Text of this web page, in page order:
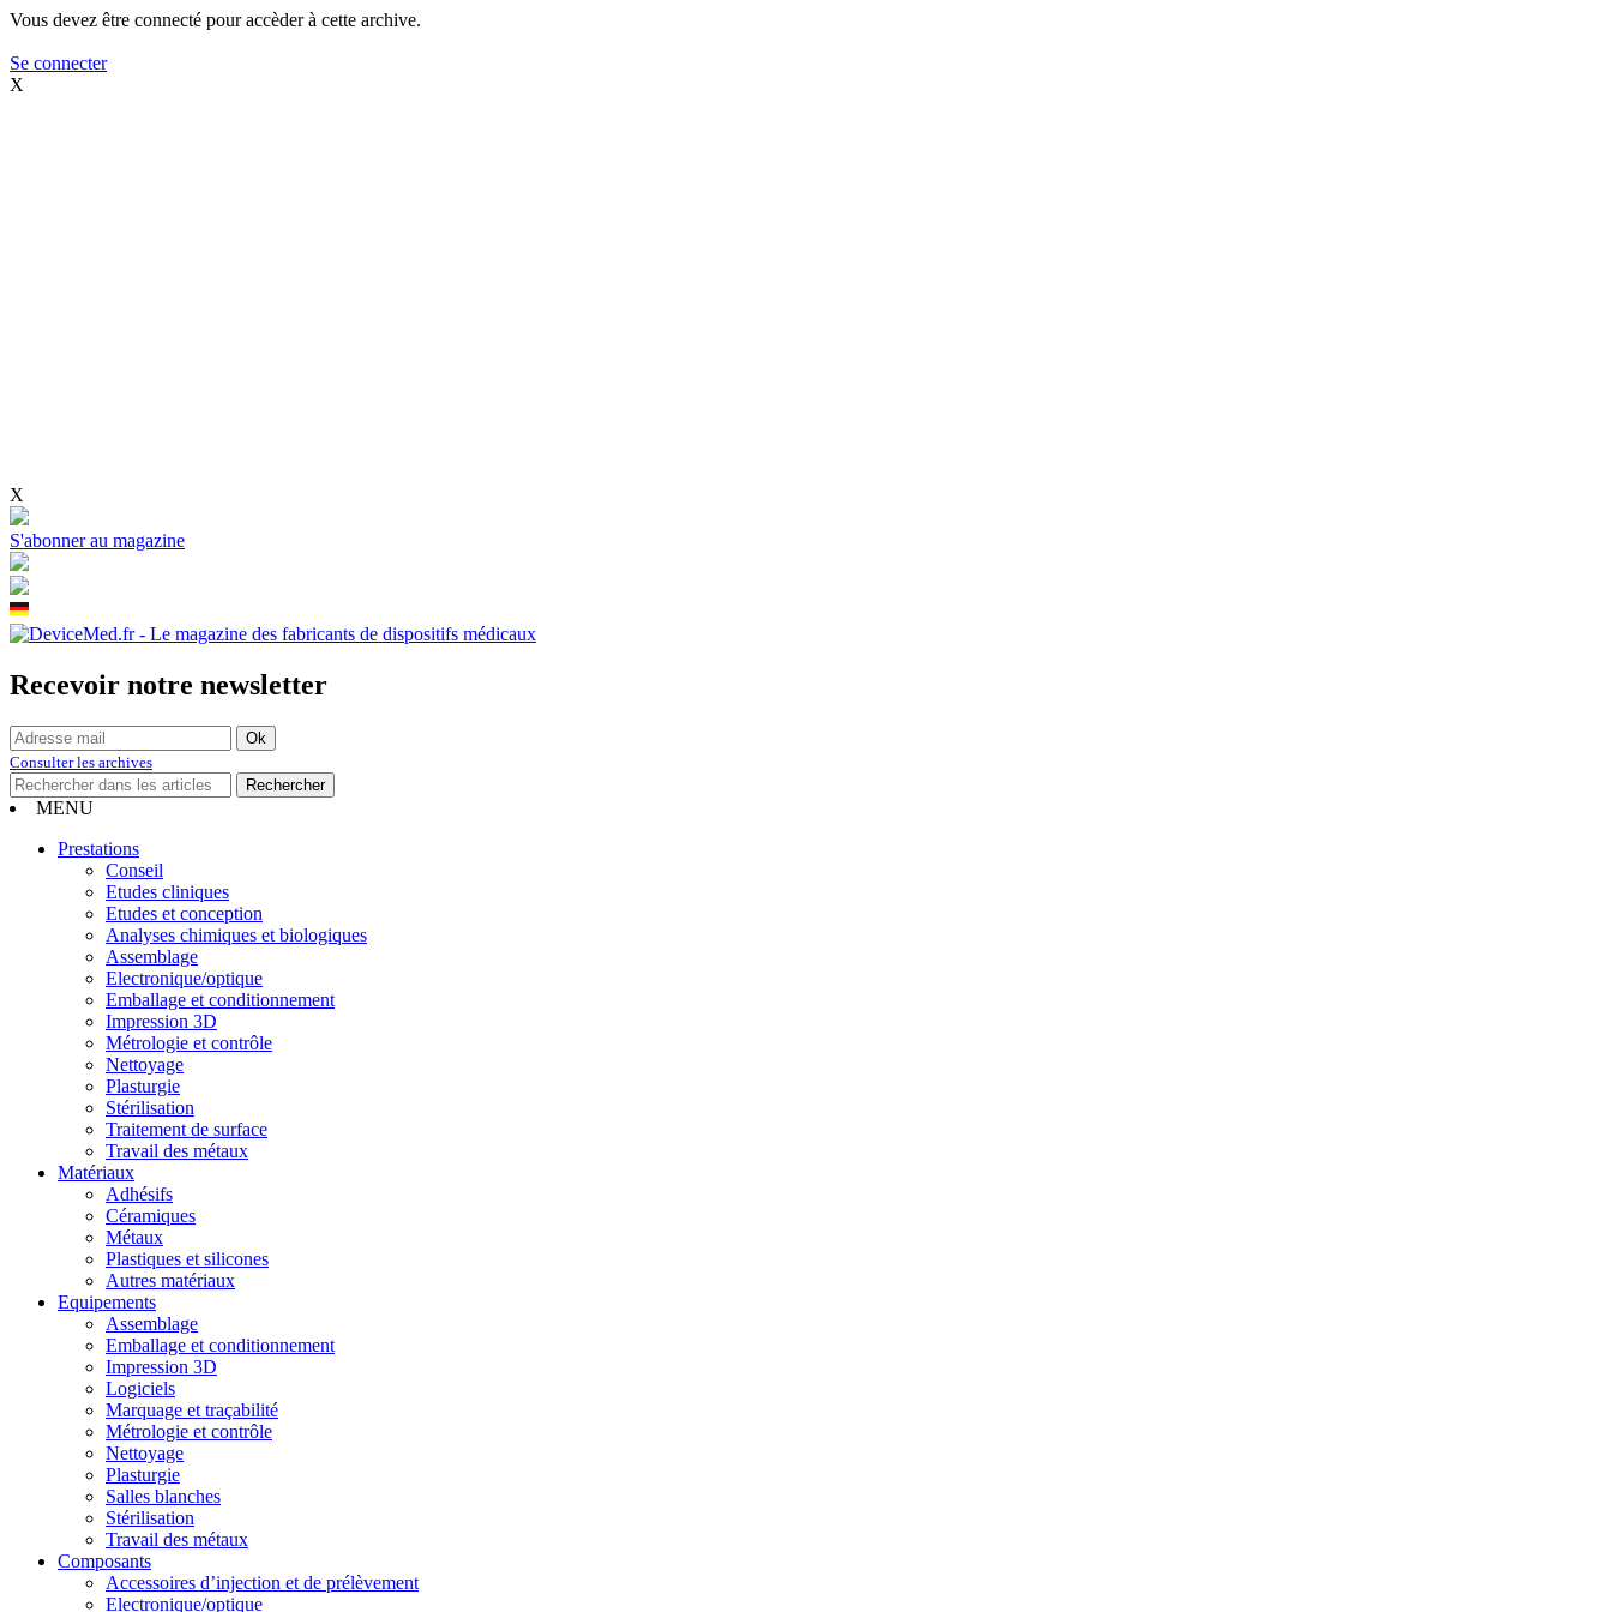
Vous devez être connecté pour accèder à cette archive.
Se connecter
X
X
S'abonner au magazine
Recevoir notre newsletter
Consulter les archives
MENU
Prestations
Conseil
Etudes cliniques
Etudes et conception
Analyses chimiques et biologiques
Assemblage
Electronique/optique
Emballage et conditionnement
Impression 3D
Métrologie et contrôle
Nettoyage
Plasturgie
Stérilisation
Traitement de surface
Travail des métaux
Matériaux
Adhésifs
Céramiques
Métaux
Plastiques et silicones
Autres matériaux
Equipements
Assemblage
Emballage et conditionnement
Impression 3D
Logiciels
Marquage et traçabilité
Métrologie et contrôle
Nettoyage
Plasturgie
Salles blanches
Stérilisation
Travail des métaux
Composants
Accessoires d’injection et de prélèvement
Electronique/optique